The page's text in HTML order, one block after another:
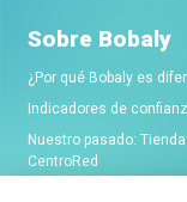
Sobre Bobaly
¿Por qué Bobaly es
Indicadores de
Nuestro pasado:
CentroRed